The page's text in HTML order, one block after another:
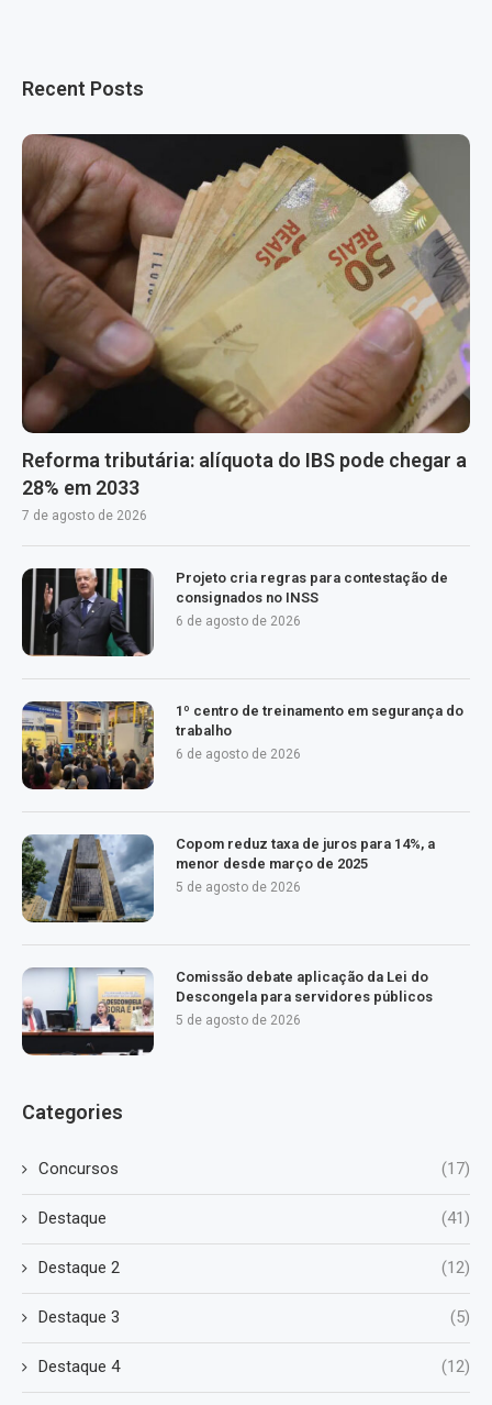
Recent Posts
Reforma tributária: alíquota do IBS pode chegar a
28% em 2033
7 de agosto de 2026
Projeto cria regras para contestação de
consignados no INSS
6 de agosto de 2026
1º centro de treinamento em segurança do
trabalho
6 de agosto de 2026
Copom reduz taxa de juros para 14%, a
menor desde março de 2025
5 de agosto de 2026
Comissão debate aplicação da Lei do
Descongela para servidores públicos
5 de agosto de 2026
Categories
Concursos (17)
Destaque (41)
Destaque 2 (12)
Destaque 3 (5)
Destaque 4 (12)